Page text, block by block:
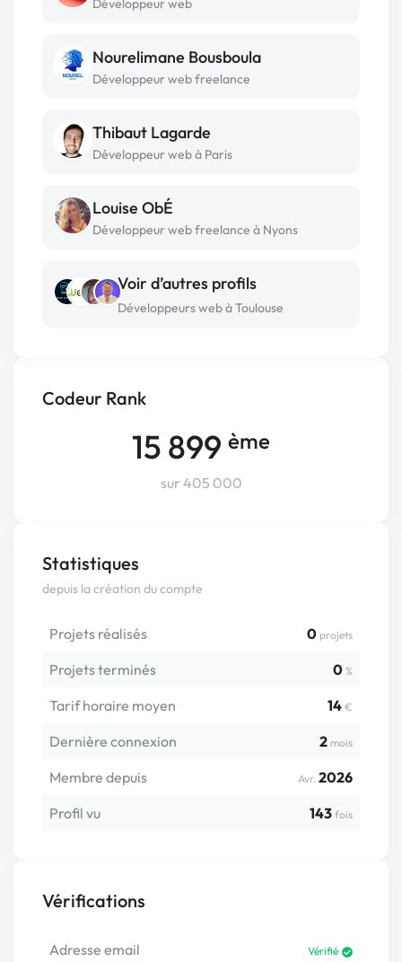
Codeur Rank
15 899 ème
sur 405 000
Statistiques
depuis la création du compte
Projets réalisés 0 projets
Projets terminés 0 %
Tarif horaire moyen 14 €
Dernière connexion 2 mois
Membre depuis Avr. 2026
Profil vu
143 fois
Vérifications
Adresse email Vérifié
Développeur web
Nourelimane Bousboula
Développeur web freelance
Thibaut Lagarde
Développeur web à Paris
Louise ObÉ
Développeur web freelance à Nyons
Voir d’autres profils
Développeurs web à Toulouse